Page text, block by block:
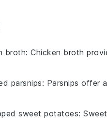
broth: Chicken broth
parsnips: Parsnips offer
sweet potatoes: